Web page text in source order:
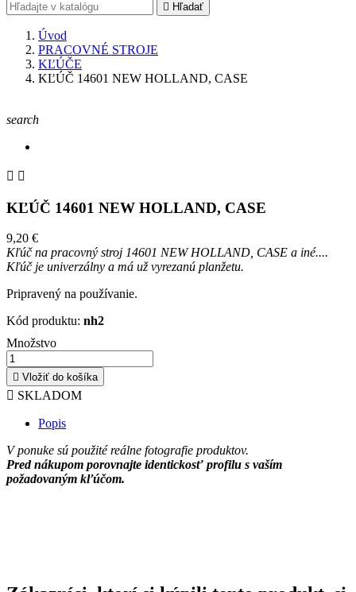
 Hľadať
Úvod
PRACOVNÉ STROJE
KĽÚČE
KĽÚČ 14601 NEW HOLLAND, CASE
search
 
KĽÚČ 14601 NEW HOLLAND, CASE
9,20 €
Kľúč na pracovný stroj 14601 NEW HOLLAND, CASE a iné....
Kľúč je univerzálny a má už vyrezanú planžetu.
Pripravený na používanie.
Kód produktu: nh2
Množstvo
 Vložiť do košíka
 SKLADOM
Popis
V ponuke sú použité reálne fotografie produktov.
Pred nákupom porovnajte identickosť profilu s vaším
požadovaným kľúčom.